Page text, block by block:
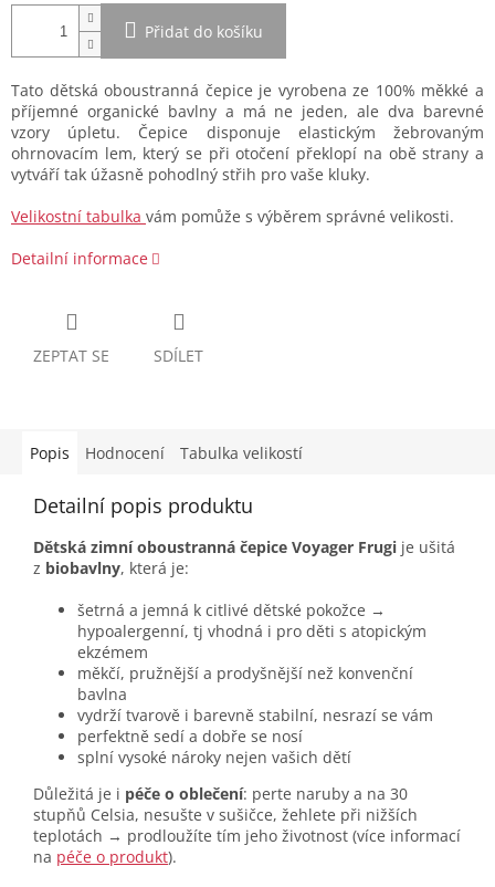
Přidat do košíku
Tato dětská oboustranná čepice je vyrobena ze 100% měkké a
příjemné organické bavlny a má ne jeden, ale dva barevné
vzory úpletu. Čepice disponuje elastickým žebrovaným
ohrnovacím lem, který se při otočení překlopí na obě strany a
vytváří tak úžasně pohodlný střih pro vaše kluky.
Velikostní tabulka vám pomůže s výběrem správné velikosti.
Detailní informace
ZEPTAT SE SDÍLET
Popis Hodnocení Tabulka velikostí
Detailní popis produktu
Dětská zimní oboustranná čepice Voyager Frugi je ušitá
z biobavlny, která je:
šetrná a jemná k citlivé dětské pokožce →
hypoalergenní, tj vhodná i pro děti s atopickým
ekzémem
měkčí, pružnější a prodyšnější než konvenční
bavlna
vydrží tvarově i barevně stabilní, nesrazí se vám
perfektně sedí a dobře se nosí
splní vysoké nároky nejen vašich dětí
Důležitá je i péče o oblečení: perte naruby a na 30
stupňů Celsia, nesušte v sušičce, žehlete při nižších
teplotách → prodloužíte tím jeho životnost (více informací
na péče o produkt).